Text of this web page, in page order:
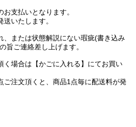
お支払いとなります。
いたします。
または状態解説にない瑕疵(書き込み
旨ご連絡差し上げます。
場合は【かごに入れる】にてお買い
ご注文頂くと、商品1点毎に配送料が発